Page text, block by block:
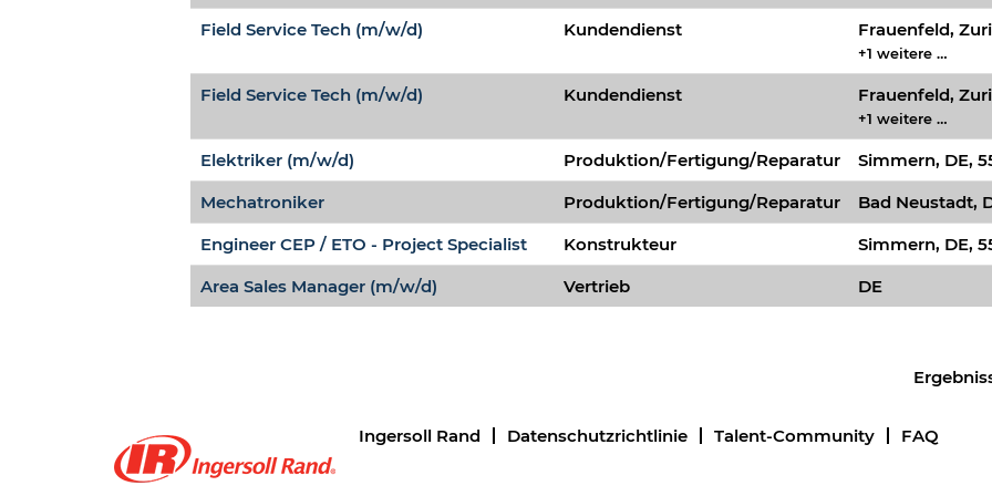
Field Service Tech (m/w/d)
Kundendienst Frauenfeld,
+1 weitere …
Field Service Tech (m/w/d) Kundendienst Frauenfeld,
+1 weitere …
Elektriker (m/w/d) Produktion/Fertigung/Reparatur
Simmern, DE,
Mechatroniker
Produktion/Fertigung/Reparatur
Bad Neustadt,
Engineer CEP / ETO - Project Specialist
Konstrukteur
Simmern, DE,
Area Sales Manager (m/w/d)
Vertrieb DE
Ingersoll Rand Datenschutzrichtlinie Talent-Community FAQ